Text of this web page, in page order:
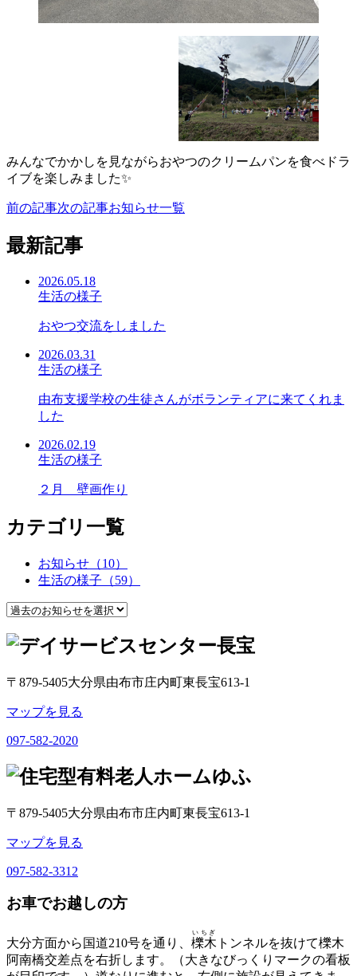
みんなでかかしを見ながらおやつのクリームパンを食べドラ
イブを楽しみました✨
前の記事次の記事お知らせ一覧
最新記事
2026.05.18
生活の様子
おやつ交流をしました
2026.03.31
生活の様子
由布支援学校の生徒さんがボランティアに来てくれま
した
2026.02.19
生活の様子
２月 壁画作り
カテゴリ一覧
お知らせ（10）
生活の様子（59）
〒879-5405大分県由布市庄内町東長宝613-1
マップを見る
097-582-2020
〒879-5405大分県由布市庄内町東長宝613-1
マップを見る
097-582-3312
お車でお越しの方
大分方面から国道210号を通り、 櫟木
いちぎ
トンネルを抜けて櫟木
阿南橋交差点を右折します。（大きなびっくりマークの看板